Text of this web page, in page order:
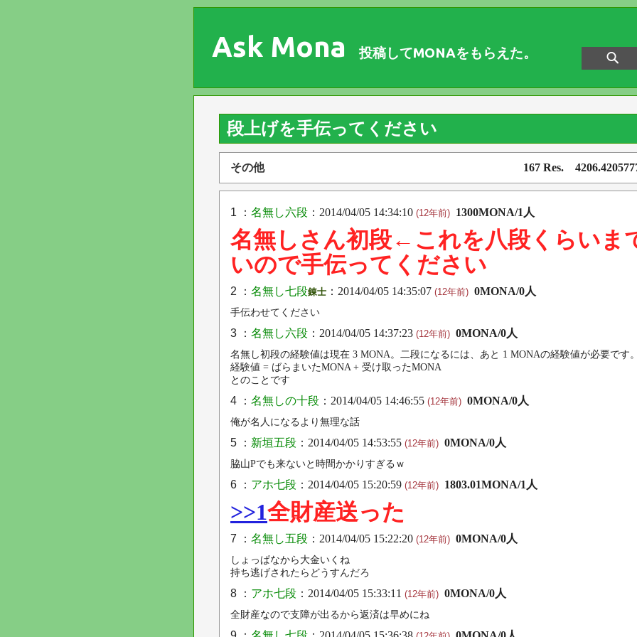
Ask Mona 投稿してMONAをもらえた。
段上げを手伝ってください
その他 167 Res.
1 ： 名無し六段 ：2014/04/05 14:34:10 (12年前) 1300MONA/1人
名無しさん初段←これを八段くらいま
いので手伝ってください
2 ： 名無し七段錬士 ：2014/04/05 14:35:07 (12年前) 0MONA/0人
手伝わせてください
3 ： 名無し六段 ：2014/04/05 14:37:23 (12年前) 0MONA/0人
名無し初段の経験値は現在 3 MONA。二段になるには、あと 1 MONAの経験値が必要です
経験値 = ばらまいたMONA + 受け取ったMONA
とのことです
4 ： 名無しの十段 ：2014/04/05 14:46:55 (12年前) 0MONA/0人
俺が名人になるより無理な話
5 ： 新垣五段 ：2014/04/05 14:53:55 (12年前) 0MONA/0人
脇山Pでも来ないと時間かかりすぎるｗ
6 ： アホ七段 ：2014/04/05 15:20:59 (12年前) 1803.01MONA/1人
>>1全財産送った
7 ： 名無し五段 ：2014/04/05 15:22:20 (12年前) 0MONA/0人
しょっぱなから大金いくね
持ち逃げされたらどうすんだろ
8 ： アホ七段 ：2014/04/05 15:33:11 (12年前) 0MONA/0人
全財産なので支障が出るから返済は早めにね